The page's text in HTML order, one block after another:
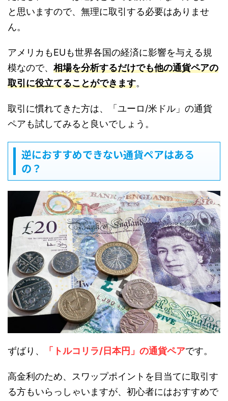
と思いますので、無理に取引する必要はありませ
ん。
アメリカもEUも世界各国の経済に影響を与える規
模なので、 相場を分析するだけでも他の通貨ペアの
取引に役立てることができます。
取引に慣れてきた方は、「ユーロ/米ドル」の通貨
ペアも試してみると良いでしょう。
逆におすすめできない通貨ペアはある
の？
ずばり、 「トルコリラ/日本円」の通貨ペアです。
高金利のため、スワップポイントを目当てに取引す
る方もいらっしゃいますが、初心者にはおすすめで